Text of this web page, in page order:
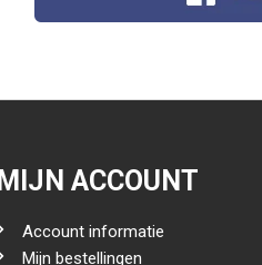
MIJN ACCOUNT
Account informatie
Mijn bestellingen